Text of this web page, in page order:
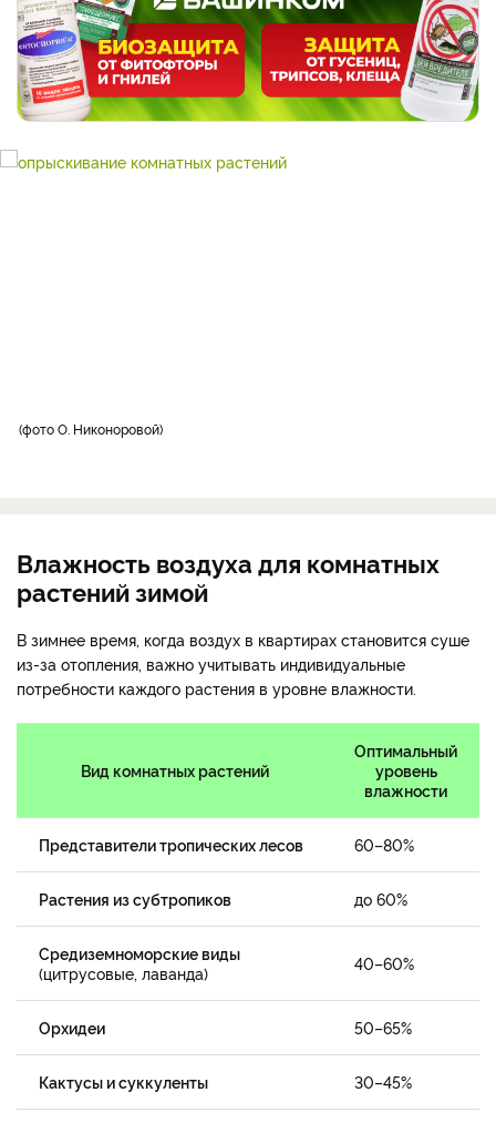
фото О. Никоноровой
Влажность воздуха для комнатных
растений зимой
В зимнее время, когда воздух в квартирах становится суше
из-за отопления, важно учитывать индивидуальные
потребности каждого растения в уровне влажности.
Вид комнатных растений
Оптимальный
уровень
влажности
Представители тропических лесов 60–80%
Растения из субтропиков до 60%
Средиземноморские виды
(цитрусовые, лаванда)
40–60%
Орхидеи 50–65%
Кактусы и суккуленты 30–45%